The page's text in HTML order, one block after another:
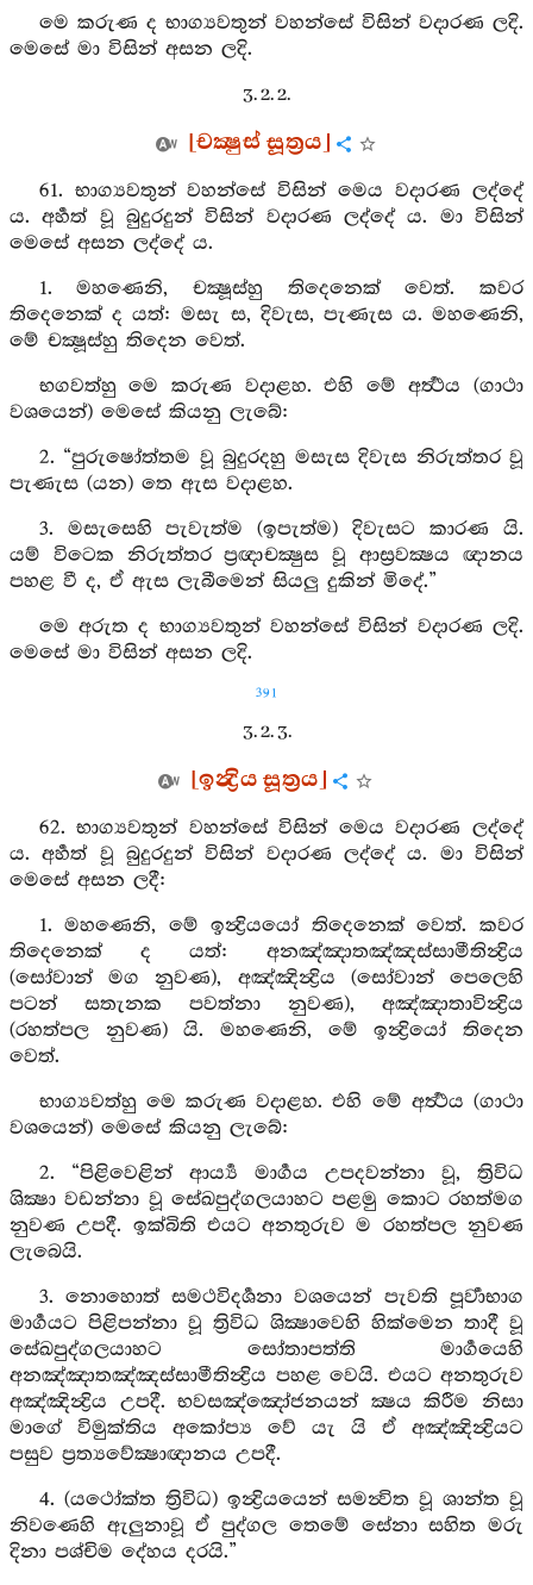
මෙ කරුණ ද භාග්‍යවතුන් වහන්සේ විසින් වදාරණ ලදි.
මෙසේ මා විසින් අසන ලදි.
3. 2. 2.
[චක්‍ෂුස් සූත්‍රය]
61. භාග්‍යවතුන් වහන්සේ විසින් මෙය වදාරණ ලද්දේ
ය. අර්‍හත් වූ බුදුරදුන් විසින් වදාරණ ලද්දේ ය. මා විසින්
මෙසේ අසන ලද්දේ ය.
1. මහණෙනි, චක්‍ෂූස්හු තිදෙනෙක් වෙත්. කවර
තිදෙනෙක් ද යත්: මසැ ස, දිවැස, පැණැස ය. මහණෙනි,
මේ චක්‍ෂූස්හු තිදෙන වෙත්.
භගවත්හු මෙ කරුණ වදාළහ. එහි මේ අර්‍ත්‍ථය (ගාථා
වශයෙන්) මෙසේ කියනු ලැබේ:
2. “පුරුෂෝත්තම වූ බුදුරදහු මසැස දිවැස නිරුත්තර වූ
පැණැස (යන) තෙ ඇස වදාළහ.
3. මසැසෙහි පැවැත්ම (ඉපැත්ම) දිවැසට කාරණ යි.
යම් විටෙක නිරුත්තර ප්‍රඥාචක්‍ෂුස වූ ආස්‍රවක්‍ෂය ඥානය
පහළ වී ද, ඒ ඇස ලැබීමෙන් සියලු දුකින් මිදේ.”
මෙ අරුත ද භාග්‍යවතුන් වහන්සේ විසින් වදාරණ ලදි.
මෙසේ මා විසින් අසන ලදි.
391
3. 2. 3.
[ඉන්‍ද්‍රිය සූත්‍රය]
62. භාග්‍යවතුන් වහන්සේ විසින් මෙය වදාරණ ලද්දේ
ය. අර්‍හත් වූ බුදුරදුන් විසින් වදාරණ ලද්දේ ය. මා විසින්
මෙසේ අසන ලදී:
1. මහණෙනි, මේ ඉන්‍ද්‍රියයෝ තිදෙනෙක් වෙත්. කවර
තිදෙනෙක් ද යත්: අනඤ්ඤාතඤ්ඤස්සාමීතින්‍ද්‍රිය
(සෝවාන් මග නුවණ), අඤ්ඤින්‍ද්‍රිය (සෝවාන් පෙලෙහි
පටන් සතැනක පවත්නා නුවණ), අඤ්ඤාතාවින්‍ද්‍රිය
(රහත්පල නුවණ) යි. මහණෙනි, මේ ඉන්‍ද්‍රියෝ තිදෙන
වෙත්.
භාග්‍යවත්හු මෙ කරුණ වදාළහ. එහි මේ අර්‍ත්‍ථය (ගාථා
වශයෙන්) මෙසේ කියනු ලැබේ:
2. “පිළිවෙළින් ආර්‍ය්‍ය මාර්‍ගය උපදවන්නා වූ, ත්‍රිවිධ
ශික්‍ෂා වඩන්නා වූ සේඛපුද්ගලයාහට පළමු කොට රහත්මග
නුවණ උපදී. ඉක්බිති එයට අනතුරුව ම රහත්පල නුවණ
ලැබෙයි.
3. නොහොත් සමථවිදර්‍ශනා වශයෙන් පැවති පූර්‍වාභාග
මාර්‍ගයට පිළිපන්නා වූ ත්‍රිවිධ ශික්‍ෂාවෙහි හික්මෙන තාදී වූ
සේඛපුද්ගලයාහට සෝතාපත්ති මාර්‍ගයෙහි
අනඤ්ඤාතඤ්ඤස්සාමීතින්‍ද්‍රිය පහළ වෙයි. එයට අනතුරුව
අඤ්ඤින්‍ද්‍රිය උපදී. භවසඤ්ඤෝජනයන් ක්‍ෂය කිරීම නිසා
මාගේ විමුක්තිය අකෝප්‍ය වේ යැ යි ඒ අඤ්ඤින්‍ද්‍රියට
පසුව ප්‍රත්‍යවේක්‍ෂාඥානය උපදී.
4. (යථෝක්ත ත්‍රිවිධ) ඉන්‍ද්‍රියයෙන් සමන්‍විත වූ ශාන්ත වූ
නිවණෙහි ඇලුනාවූ ඒ පුද්ගල තෙමේ සේනා සහිත මරු
දිනා පශ්චිම දේහය දරයි.”